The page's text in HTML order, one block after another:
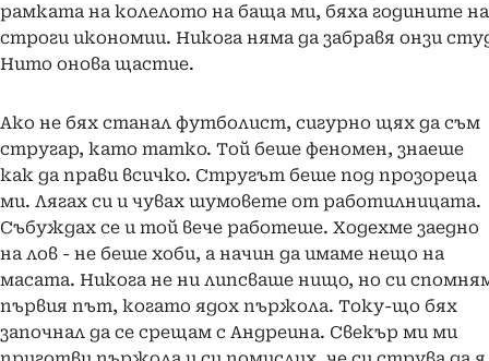
рамката на колелото на баща ми, бяха годините на
строги икономии. Никога няма да забравя онзи
Нито онова щастие.
Ако не бях станал футболист, сигурно щях да съм
стругар, като татко. Той беше феномен, знаеше
как да прави всичко. Стругът беше под прозореца
ми. Лягах си и чувах шумовете от работилницата.
Събуждах се и той вече работеше. Ходехме заедно
на лов - не беше хоби, а начин да имаме нещо на
масата. Никога не ни липсваше нищо, но си
първия път, когато ядох пържола. Току-що бях
започнал да се срещам с Андреина. Свекър ми ми